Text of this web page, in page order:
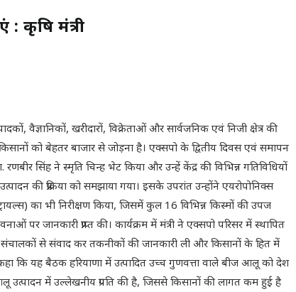
: कृषि मंत्री
वैज्ञानिकों, खरीदारों, विक्रेताओं और सार्वजनिक एवं निजी क्षेत्र की
को बेहतर बाजार से जोड़ना है। एक्सपो के द्वितीय दिवस एवं समापन
सिंह ने स्मृति चिन्ह भेट किया और उन्हें केंद्र की विभिन्न गतिविधियों
की प्रक्रिया को समझाया गया। इसके उपरांत उन्होंने एयरोपोनिक्स
का भी निरीक्षण किया, जिसमें कुल 16 विभिन्न किस्मों की उपज
जानकारी प्राप्त की। कार्यक्रम में मंत्री ने एक्सपो परिसर में स्थापित
संचालकों से संवाद कर तकनीकों की जानकारी ली और किसानों के हित में
कि यह बैठक हरियाणा में उत्पादित उच्च गुणवत्ता वाले बीज आलू को देश
में उल्लेखनीय प्रगति की है, जिससे किसानों की लागत कम हुई है